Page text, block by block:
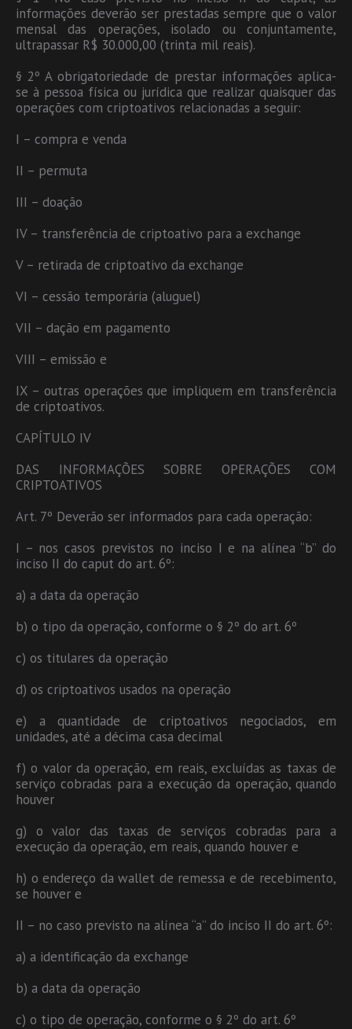
informações deverão ser prestadas sempre que o valor
mensal das operações, isolado ou conjuntamente,
ultrapassar R$ 30.000,00 (trinta mil reais).
§ 2º A obrigatoriedade de prestar informações aplica-
se à pessoa física ou jurídica que realizar quaisquer das
operações com criptoativos relacionadas a seguir:
I – compra e venda
II – permuta
III – doação
IV – transferência de criptoativo para a exchange
V – retirada de criptoativo da exchange
VI – cessão temporária (aluguel)
VII – dação em pagamento
VIII – emissão e
IX – outras operações que impliquem em transferência
de criptoativos.
CAPÍTULO IV
DAS INFORMAÇÕES SOBRE OPERAÇÕES COM
CRIPTOATIVOS
Art. 7º Deverão ser informados para cada operação:
I – nos casos previstos no inciso I e na alínea “b” do
inciso II do caput do art. 6º:
a) a data da operação
b) o tipo da operação, conforme o § 2º do art. 6º
c) os titulares da operação
d) os criptoativos usados na operação
e) a quantidade de criptoativos negociados, em
unidades, até a décima casa decimal
f) o valor da operação, em reais, excluídas as taxas de
serviço cobradas para a execução da operação, quando
houver
g) o valor das taxas de serviços cobradas para a
execução da operação, em reais, quando houver e
h) o endereço da wallet de remessa e de recebimento,
se houver e
II – no caso previsto na alínea “a” do inciso II do art. 6º:
a) a identificação da exchange
b) a data da operação
c) o tipo de operação, conforme o § 2º do art. 6º